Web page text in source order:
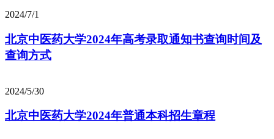
2024/7/1
北京中医药大学2024年高考录取通知书查询时间及
查询方式
2024/5/30
北京中医药大学2024年普通本科招生章程